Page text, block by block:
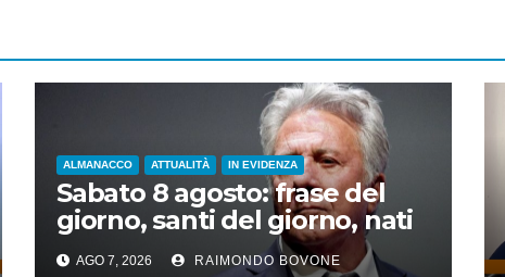
ALMANACCO ATTUALITÀ IN EVIDENZA
Sabato 8 agosto: frase del
giorno, santi del giorno, nati
famosi, accadde oggi
AGO 7, 2026 RAIMONDO BOVONE